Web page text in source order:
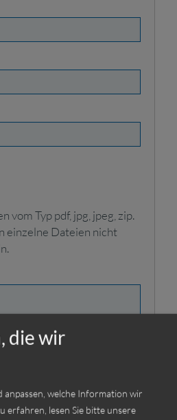
vom Typ pdf, jpg, jpeg, zip.
einzelne Dateien nicht
habe die
die wir
anpassen, welche Information wir
erfahren, lesen Sie bitte unsere